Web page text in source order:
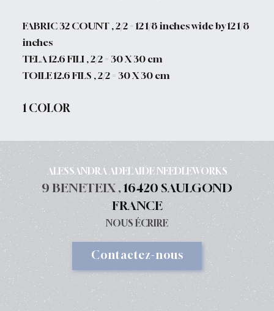
FABRIC 32 COUNT , 2/2 = 12 1/8 inches wide by 12 1/8
inches
TELA 12.6 FILI , 2/2 = 30 X 30 cm
TOILE 12.6 FILS , 2/2 = 30 X 30 cm
1 COLOR
ALESSANDRA ADELAIDE NEEDLEWORKS
9 BENETEIX ,16420 SAULGOND
FRANCE
NOUS ÉCRIRE
Contactez-nous